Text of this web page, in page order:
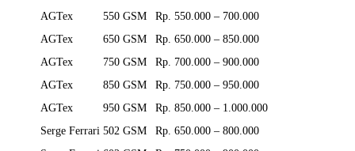
AGTex
550 GSM
Rp. 550.000 – 700.000
AGTex
650 GSM
Rp. 650.000 – 850.000
AGTex
750 GSM
Rp. 700.000 – 900.000
AGTex
850 GSM
Rp. 750.000 – 950.000
AGTex
950 GSM
Rp. 850.000 – 1.000.000
Serge Ferrari 502 GSM
Rp. 650.000 – 800.000